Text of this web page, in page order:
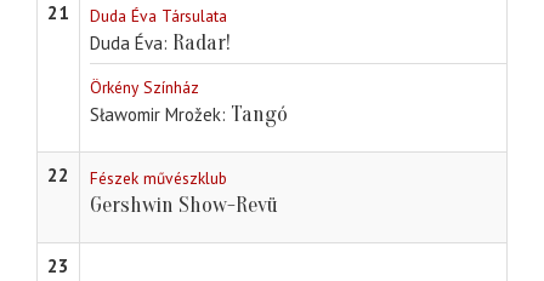
21 Duda Éva Társulata
Duda Éva Radar!
Örkény Színház
Sławomir Mrožek Tangó
22 Fészek művészklub
Gershwin Show-Revü
23